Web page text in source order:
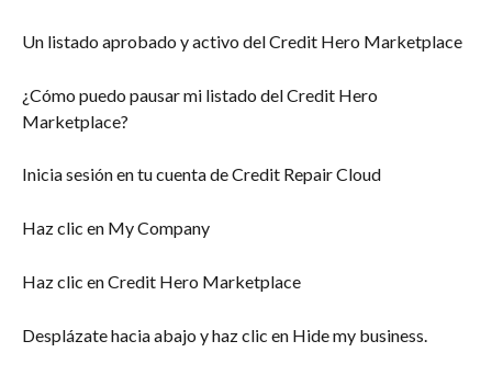
Un listado aprobado y activo del Credit Hero Marketplace
¿Cómo puedo pausar mi listado del Credit Hero
Marketplace?
Inicia sesión en tu cuenta de Credit Repair Cloud
Haz clic en My Company
Haz clic en Credit Hero Marketplace
Desplázate hacia abajo y haz clic en Hide my business.